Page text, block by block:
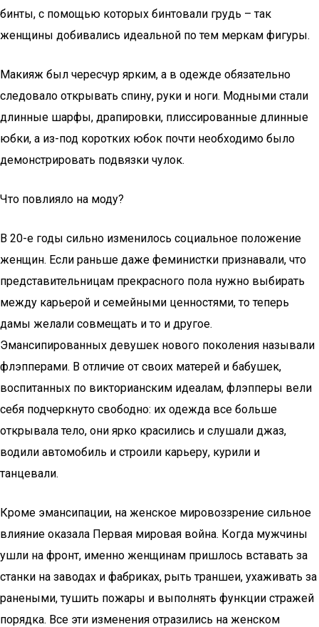
бинты, с помощью которых бинтовали грудь – так
женщины добивались идеальной по тем меркам фигуры.
Макияж был чересчур ярким, а в одежде обязательно
следовало открывать спину, руки и ноги. Модными стали
длинные шарфы, драпировки, плиссированные длинные
юбки, а из-под коротких юбок почти необходимо было
демонстрировать подвязки чулок.
Что повлияло на моду?
В 20-е годы сильно изменилось социальное положение
женщин. Если раньше даже феминистки признавали, что
представительницам прекрасного пола нужно выбирать
между карьерой и семейными ценностями, то теперь
дамы желали совмещать и то и другое.
Эмансипированных девушек нового поколения называли
флэпперами. В отличие от своих матерей и бабушек,
воспитанных по викторианским идеалам, флэпперы вели
себя подчеркнуто свободно: их одежда все больше
открывала тело, они ярко красились и слушали джаз,
водили автомобиль и строили карьеру, курили и
танцевали.
Кроме эмансипации, на женское мировоззрение сильное
влияние оказала Первая мировая война. Когда мужчины
ушли на фронт, именно женщинам пришлось вставать за
станки на заводах и фабриках, рыть траншеи, ухаживать за
ранеными, тушить пожары и выполнять функции стражей
порядка. Все эти изменения отразились на женском